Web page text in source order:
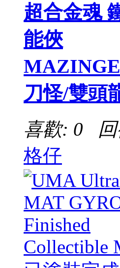
超合金魂
能俠
刀怪/雙頭
喜歡: 0 回
格仔